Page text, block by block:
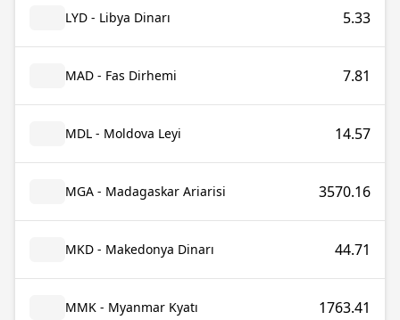
LYD - Libya Dinarı 5.33
MAD - Fas Dirhemi 7.81
MDL - Moldova Leyi 14.57
MGA - Madagaskar Ariarisi 3570.16
MKD - Makedonya Dinarı 44.71
MMK - Myanmar Kyatı 1763.41